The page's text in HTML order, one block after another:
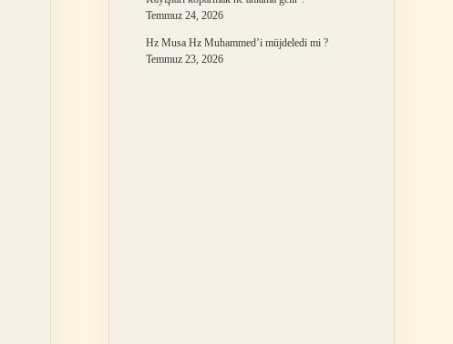
Temmuz 24, 2026
Hz Musa Hz Muhammed’i müjdeledi mi ?
Temmuz 23, 2026